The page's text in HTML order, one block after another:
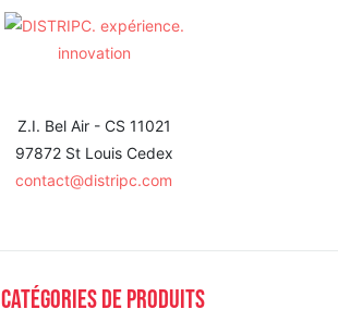
Z.I. Bel Air - CS 11021
97872 St Louis Cedex
contact@distripc.com
Catégories de produits